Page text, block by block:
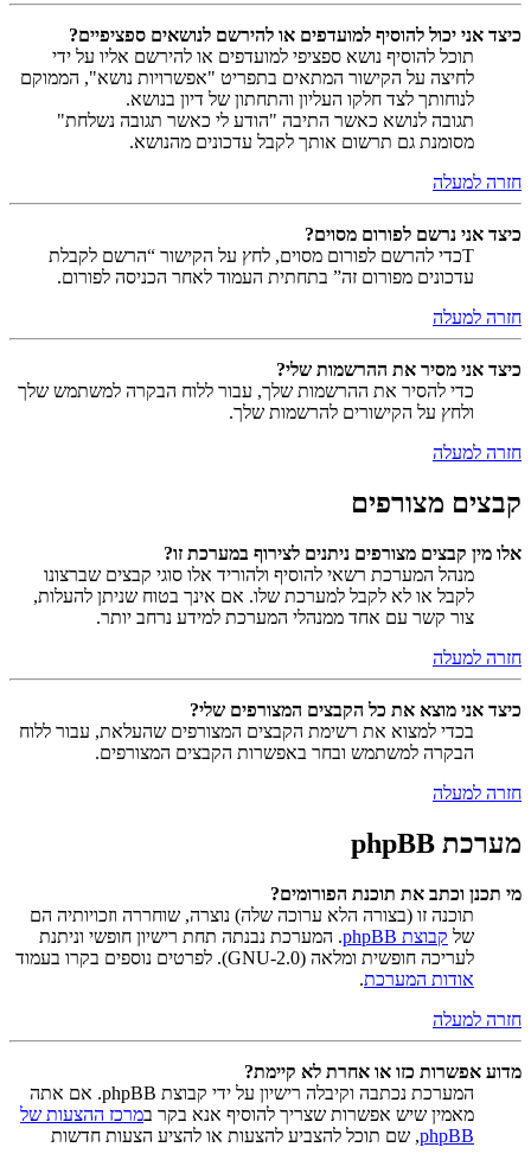
כיצד אני יכול להוסיף למועדפים או להירשם לנושאים ספציפיים?
תוכל להוסיף נושא ספציפי למועדפים או להירשם אליו על ידי
לחיצה על הקישור המתאים בתפריט "אפשרויות נושא", הממוקם
לנוחותך לצד חלקו העליון והתחתון של דיון בנושא.
תגובה לנושא כאשר התיבה "הודע לי כאשר תגובה נשלחת"
מסומנת גם תרשום אותך לקבל עדכונים מהנושא.
חזרה למעלה
כיצד אני נרשם לפורום מסוים?
Tכדי להרשם לפורום מסוים, לחץ על הקישור “הרשם לקבלת
עדכונים מפורום זה” בתחתית העמוד לאחר הכניסה לפורום.
חזרה למעלה
כיצד אני מסיר את ההרשמות שלי?
כדי להסיר את ההרשמות שלך, עבור ללוח הבקרה למשתמש שלך
ולחץ על הקישורים להרשמות שלך.
חזרה למעלה
קבצים מצורפים
אלו מין קבצים מצורפים ניתנים לצירוף במערכת זו?
מנהל המערכת רשאי להוסיף ולהוריד אלו סוגי קבצים שברצונו
לקבל או לא לקבל למערכת שלו. אם אינך בטוח שניתן להעלות,
צור קשר עם אחד ממנהלי המערכת למידע נרחב יותר.
חזרה למעלה
כיצד אני מוצא את כל הקבצים המצורפים שלי?
בכדי למצוא את רשימת הקבצים המצורפים שהעלאת, עבור ללוח
הבקרה למשתמש ובחר באפשרות הקבצים המצורפים.
חזרה למעלה
מערכת phpBB
מי תכנן וכתב את תוכנת הפורומים?
תוכנה זו (בצורה הלא ערוכה שלה) נוצרה, שוחררה וזכויותיה הם
של קבוצת phpBB
. המערכת נבנתה תחת רישיון חופשי וניתנת
לעריכה חופשית ומלאה (GNU-2.0). לפרטים נוספים בקרו בעמוד
אודות המערכת.
חזרה למעלה
מדוע אפשרות כזו או אחרת לא קיימת?
המערכת נכתבה וקיבלה רישיון על ידי קבוצת phpBB. אם אתה
מאמין שיש אפשרות שצריך להוסיף אנא בקר במרכז ההצעות של
phpBB, שם תוכל להצביע להצעות או להציע הצעות חדשות